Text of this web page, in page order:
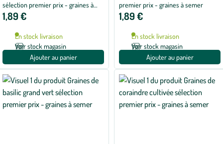
sélection premier prix - graines à
semer
1,89 €
En stock livraison
Voir stock magasin
Ajouter au panier
premier prix - graines à semer
1,89 €
En stock livraison
Voir stock magasin
Ajouter au panier